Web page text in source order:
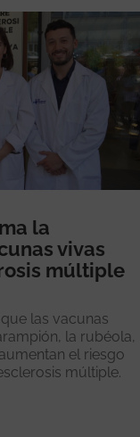
la
vivas
múltiple
las vacunas
la rubéola,
el riesgo
múltiple.